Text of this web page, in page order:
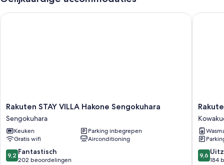
Een lift
Kamervoorzieningen
(kleer)kasten, vloerwarming en aparte eetruimtes
Rakuten
STAY
VILLA
Hakone
Sengokuhara
Sengokuhara
Rakuten STAY VILLA Hakone Sengokuhara
Sengokuhara
Keuken
Parking inbegrepen
Gratis wifi
Airconditioning
9.2
van
9,2 Fantastisch
202 beoordelingen
Rakuten STAY VILLA Hakone Sengokuhara
Rakuten
STAY
Hakone
9.6
van
9,6
184
Rakuten